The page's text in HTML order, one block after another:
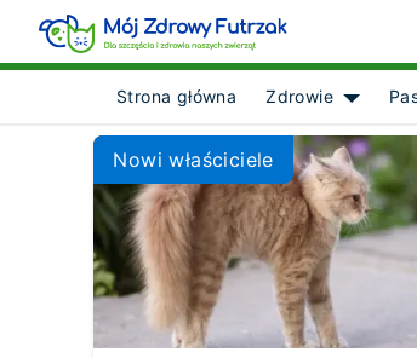
Strona główna
Zdrowie
Show
Nowi właściciele